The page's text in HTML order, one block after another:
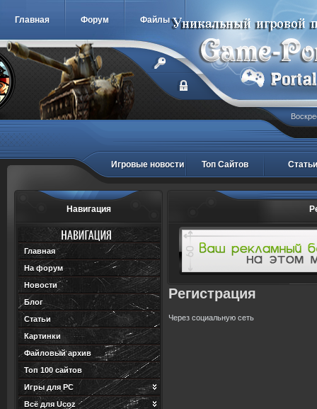
Главная Форум Файлы
Игровые новости Топ Сайтов Статьи
Навигация
Главная
На форум
Новости
Блог
Статьи
Картинки
Файловый архив
Топ 100 сайтов
Игры для PC
Всё для Ucoz
Регистрация
Через социальную сеть